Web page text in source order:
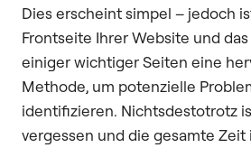
Dies erscheint simpel – jedoch
Frontseite Ihrer Website und
einiger wichtiger Seiten eine
Methode, um potenzielle
identifizieren. Nichtsdestotrotz
vergessen und die gesamte Zeit